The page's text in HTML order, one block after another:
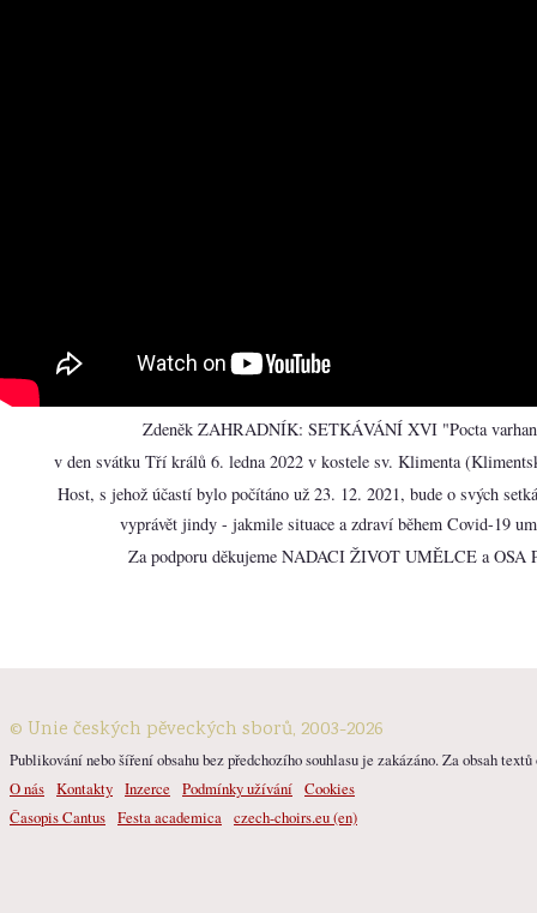
Zdeněk ZAHRADNÍK: SETKÁVÁNÍ XVI "Pocta
v den svátku Tří králů 6. ledna 2022 v kostele sv. Klimenta
Host, s jehož účastí bylo počítáno už 23. 12. 2021, bude o svých
vyprávět jindy - jakmile situace a zdraví během Covid-19
Za podporu děkujeme NADACI ŽIVOT UMĚLCE a OSA
© Unie českých pěveckých sborů, 2003-2026
Publikování nebo šíření obsahu bez předchozího souhlasu je zakázáno. Za obsah
O nás Kontakty Inzerce Podmínky užívání Cookies
Časopis Cantus Festa academica czech-choirs.eu (en)